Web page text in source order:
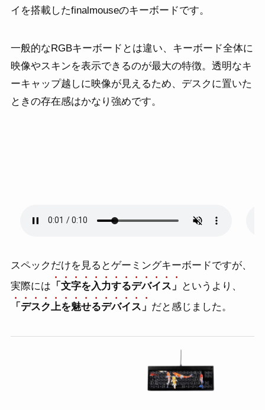
イを搭載したfinalmouseのキーボードです。
一般的なRGBキーボードとは違い、キーボード全体に
映像やスキンを表示できるのが最大の特徴。透明なキ
ーキャップ越しに映像が見えるため、デスクに置いた
ときの存在感はかなり強めです。
スペックだけを見るとゲーミングキーボードですが、
実際には 「文字を入力するデバイス」
というより、
「デスク上を魅せるデバイス」 だと感じました。